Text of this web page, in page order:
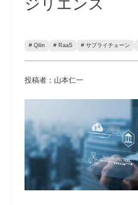
ジリエンス
# Qilin # RaaS # サプライチェーン
投稿者：山本仁一